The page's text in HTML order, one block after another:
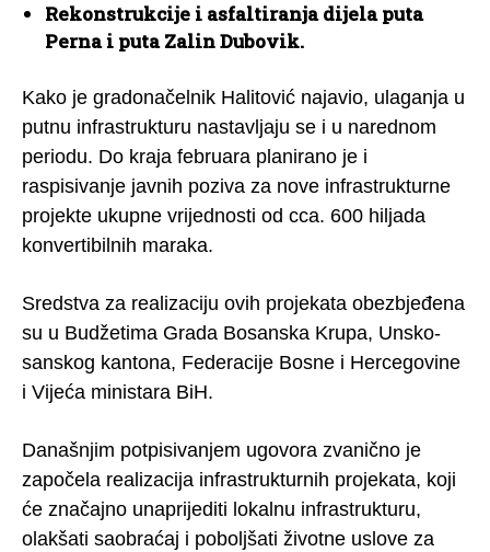
Rekonstrukcije i asfaltiranja dijela puta
Perna i puta Zalin Dubovik.
Kako je gradonačelnik Halitović najavio, ulaganja u
putnu infrastrukturu nastavljaju se i u narednom
periodu. Do kraja februara planirano je i
raspisivanje javnih poziva za nove infrastrukturne
projekte ukupne vrijednosti od cca. 600 hiljada
konvertibilnih maraka.
Sredstva za realizaciju ovih projekata obezbjeđena
su u Budžetima Grada Bosanska Krupa, Unsko-
sanskog kantona, Federacije Bosne i Hercegovine
i Vijeća ministara BiH.
Današnjim potpisivanjem ugovora zvanično je
započela realizacija infrastrukturnih projekata, koji
će značajno unaprijediti lokalnu infrastrukturu,
olakšati saobraćaj i poboljšati životne uslove za